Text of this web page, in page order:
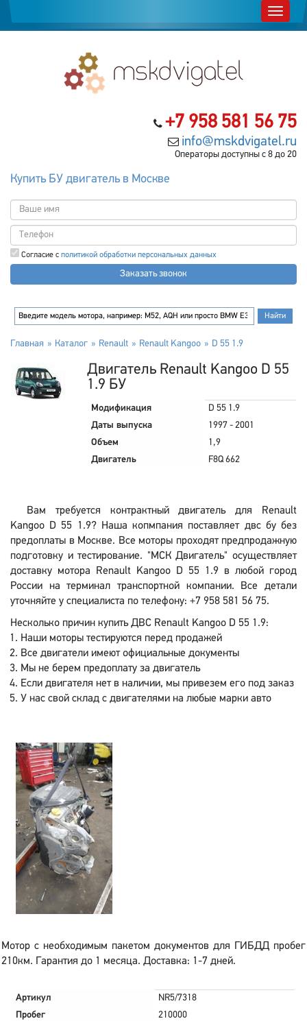
+7 958 581 56 75
info@mskdvigatel.ru
Операторы доступны с 8 до 20
Купить БУ двигатель в Москве
Согласие с политикой обработки персональных данных
Заказать звонок
Главная Каталог Renault Renault Kangoo D 55 1.9
Двигатель Renault Kangoo D 55
1.9 БУ
Модификация
D 55 1.9
Даты выпуска
1997 - 2001
Объем
1,9
Двигатель
F8Q 662
Вам требуется контрактный двигатель для Renault
Kangoo D 55 1.9? Наша копмпания поставляет двс бу без
предоплаты в Москве. Все моторы проходят предпродажную
подготовку и тестирование. "МСК Двигатель" осуществляет
доставку мотора Renault Kangoo D 55 1.9 в любой город
России на терминал транспортной компании. Все детали
уточняйте у специалиста по телефону: +7 958 581 56 75.
Несколько причин купить ДВС Renault Kangoo D 55 1.9:
Наши моторы тестируются перед продажей
Все двигатели имеют официальные документы
Мы не берем предоплату за двигатель
Если двигателя нет в наличии, мы привезем его под заказ
У нас свой склад с двигателями на любые марки авто
Мотор с необходимым пакетом документов для ГИБДД пробег
210км. Гарантия до 1 месяца. Доставка: 1-7 дней.
Артикул
NR5/7318
Пробег
210000